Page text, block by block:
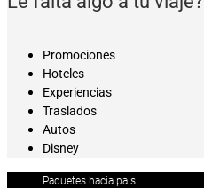
Promociones
Hoteles
Experiencias
Traslados
Autos
Disney
Paquetes hacia país